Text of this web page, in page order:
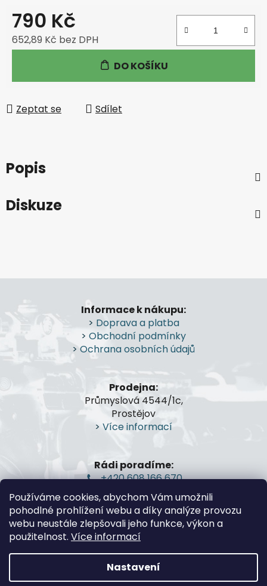
Používáme cookies, abychom Vám umožnili
pohodlné prohlížení webu a díky analýze provozu
webu neustále zlepšovali jeho funkce, výkon a
použitelnost. Více informací
Nastavení
790 Kč
652,89 Kč bez DPH
DO KOŠÍKU
Zeptat se Sdílet
Popis
Diskuze
Z
p
a
Informace k nákupu:
> Doprava a platba
> Obchodní podmínky
> Ochrana osobních údajů
Prodejna:
Průmyslová 4544/1c,
Prostějov
> Více informací
Rádi poradíme:
+420 608 166 670
gsa@gsa-shop.cz